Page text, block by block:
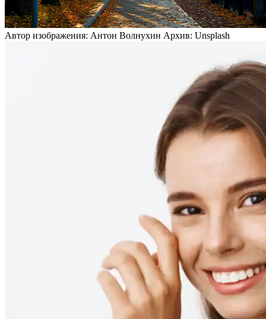
Автор изображения: Антон Волнухин Архив: Unsplash